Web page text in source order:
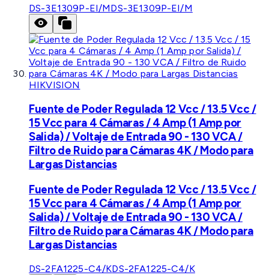
DS-3E1309P-EI/MDS-3E1309P-EI/M
HIKVISION
Fuente de Poder Regulada 12 Vcc / 13.5 Vcc /
15 Vcc para 4 Cámaras / 4 Amp (1 Amp por
Salida) / Voltaje de Entrada 90 - 130 VCA /
Filtro de Ruido para Cámaras 4K / Modo para
Largas Distancias
Fuente de Poder Regulada 12 Vcc / 13.5 Vcc /
15 Vcc para 4 Cámaras / 4 Amp (1 Amp por
Salida) / Voltaje de Entrada 90 - 130 VCA /
Filtro de Ruido para Cámaras 4K / Modo para
Largas Distancias
DS-2FA1225-C4/KDS-2FA1225-C4/K